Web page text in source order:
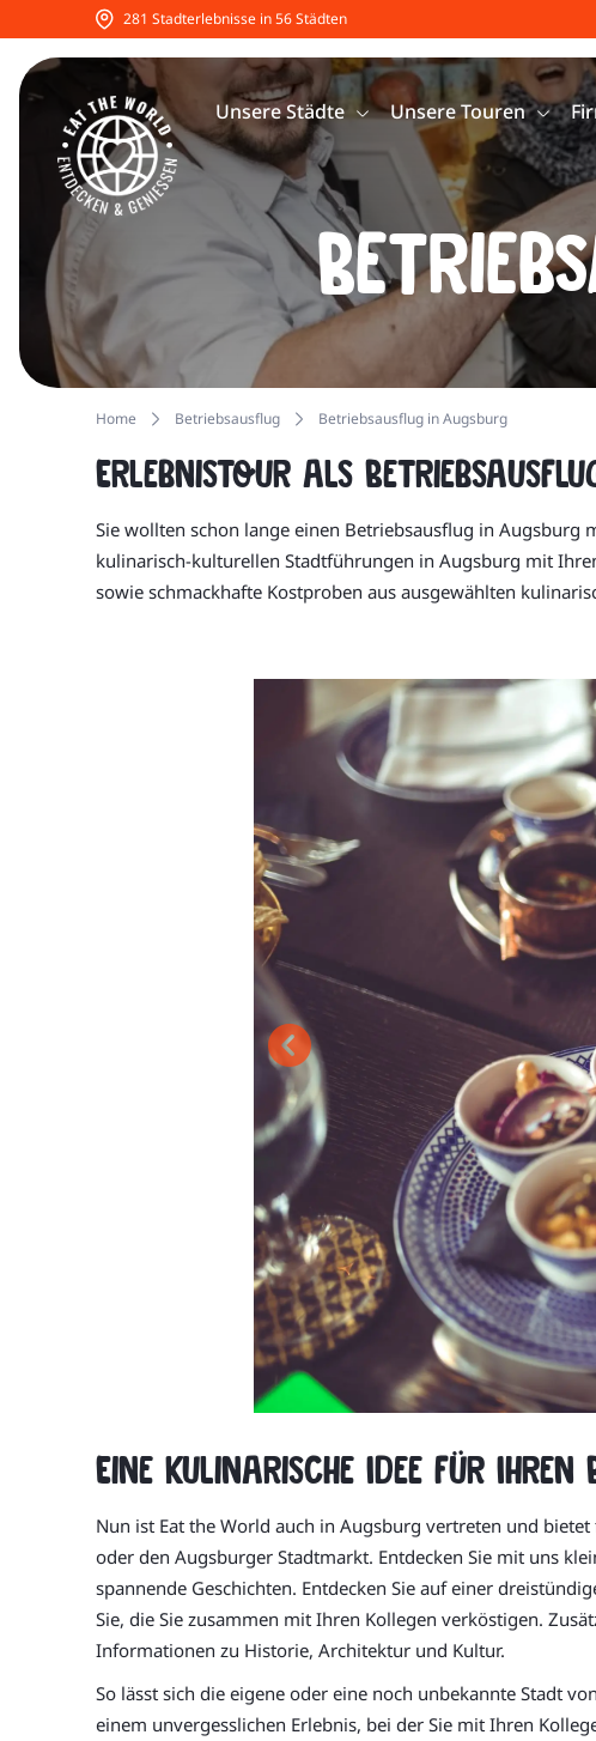
281 Stadterlebnisse in 56 Städten
Unsere Städte Unsere Touren
Home Betriebsausflug Betriebsausflug in Augsburg
Erlebnistour als
Sie wollten schon lange einen Betriebsausflug in Augsburg
kulinarisch-kulturellen Stadtführungen in Augsburg mit
sowie schmackhafte Kostproben aus ausgewählten
Eine kulinarische Idee für
Nun ist Eat the World auch in Augsburg vertreten und
oder den Augsburger Stadtmarkt. Entdecken Sie mit uns
spannende Geschichten. Entdecken Sie auf einer
Sie, die Sie zusammen mit Ihren Kollegen verköstigen.
Informationen zu Historie, Architektur und Kultur.
So lässt sich die eigene oder eine noch unbekannte Stadt
einem unvergesslichen Erlebnis, bei der Sie mit Ihren